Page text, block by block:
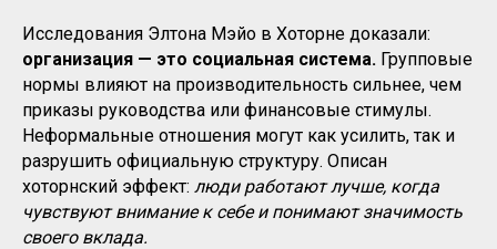
Исследования Элтона Мэйо в Хоторне доказали:
организация — это социальная система. Групповые
нормы влияют на производительность сильнее, чем
приказы руководства или финансовые стимулы.
Неформальные отношения могут как усилить, так и
разрушить официальную структуру. Описан
хоторнский эффект: люди работают лучше, когда
чувствуют внимание к себе и понимают значимость
своего вклада.